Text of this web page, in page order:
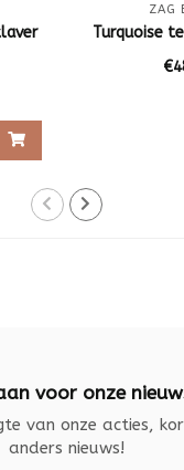
ZAG
Turquoise
voor onze
van onze acties,
anders nieuws!